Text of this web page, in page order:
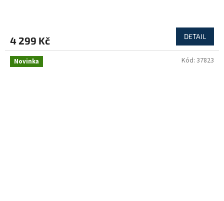
M
A
4 299 Kč DETAIL
Novinka Kód: 37823